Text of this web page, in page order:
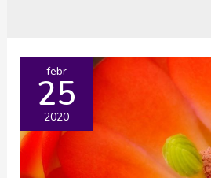
febr
25
2020